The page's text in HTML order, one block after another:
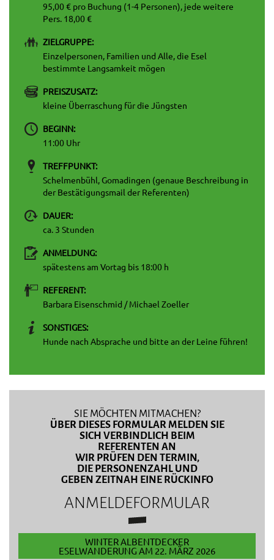
95,00 € pro Buchung (1-4 Personen), jede weitere
Pers. 18,00 €
ZIELGRUPPE:
Einzelpersonen, Familien und Alle, die Esel
bestimmte Langsamkeit mögen
PREISZUSATZ:
kleine Überraschung für die Jüngsten
BEGINN:
11:00 Uhr
TREFFPUNKT:
Schelmenbühl, Gomadingen (genaue Beschreibung in
der Bestätigungsmail der Referenten)
DAUER:
ca. 3 Stunden
ANMELDUNG:
spätestens am Vortag bis 18:00 h
REFERENT:
Barbara Eisenschmid / Michael Zoeller
SONSTIGES:
Hunde nach Absprache und bitte an der Leine führen!
SIE MÖCHTEN MITMACHEN?
ÜBER DIESES FORMULAR MELDEN SIE
SICH VERBINDLICH BEIM
REFERENTEN AN
WIR PRÜFEN DEN TERMIN,
DIE PERSONENZAHL UND
GEBEN ZEITNAH EINE RÜCKINFO
ANMELDEFORMULAR
WINTER ALBENTDECKER
ESELWANDERUNG AM 22. MÄRZ 2026